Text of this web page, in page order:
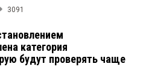
3091
категория
будут проверять чаще